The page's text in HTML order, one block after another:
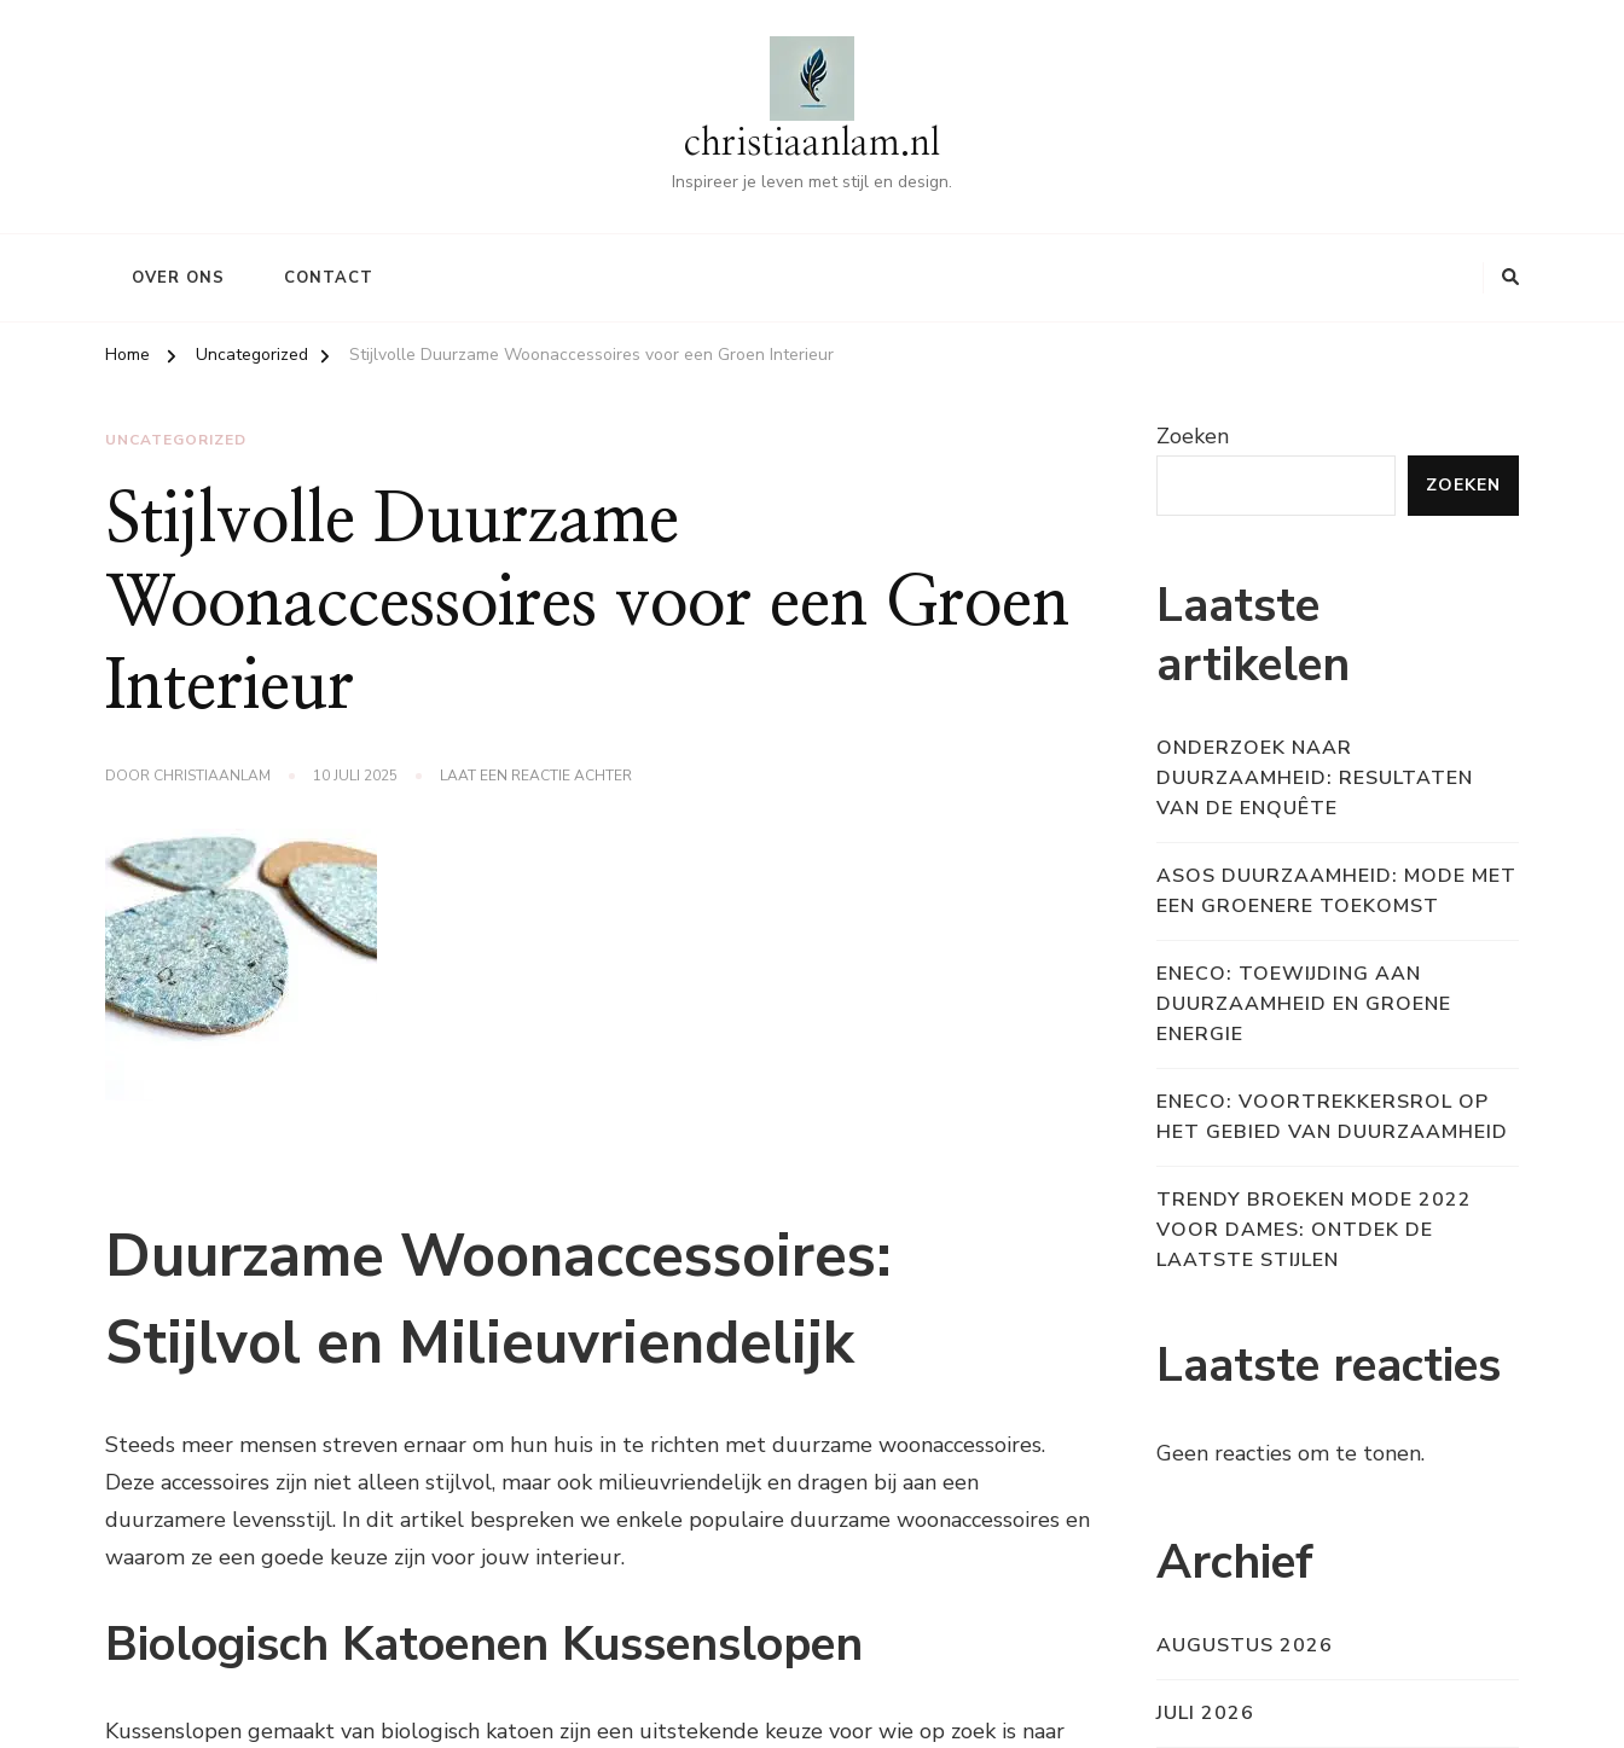
christiaanlam.nl
Inspireer je leven met stijl en design.
OVER ONS CONTACT
Home Uncategorized Stijlvolle Duurzame Woonaccessoires voor een Groen Interieur
UNCATEGORIZED
Stijlvolle Duurzame
Woonaccessoires voor een Groen
Interieur
DOOR CHRISTIAANLAM 10 JULI 2025 LAAT EEN REACTIE ACHTER
Duurzame Woonaccessoires:
Stijlvol en Milieuvriendelijk
Steeds meer mensen streven ernaar om hun huis in te richten met duurzame woonaccessoires.
Deze accessoires zijn niet alleen stijlvol, maar ook milieuvriendelijk en dragen bij aan een
duurzamere levensstijl. In dit artikel bespreken we enkele populaire duurzame woonaccessoires en
waarom ze een goede keuze zijn voor jouw interieur.
Biologisch Katoenen Kussenslopen
Kussenslopen gemaakt van biologisch katoen zijn een uitstekende keuze voor wie op zoek is naar
Zoeken
ZOEKEN
Laatste
artikelen
ONDERZOEK NAAR
DUURZAAMHEID: RESULTATEN
VAN DE ENQUÊTE
ASOS DUURZAAMHEID: MODE MET
EEN GROENERE TOEKOMST
ENECO: TOEWIJDING AAN
DUURZAAMHEID EN GROENE
ENERGIE
ENECO: VOORTREKKERSROL OP
HET GEBIED VAN DUURZAAMHEID
TRENDY BROEKEN MODE 2022
VOOR DAMES: ONTDEK DE
LAATSTE STIJLEN
Laatste reacties
Geen reacties om te tonen.
Archief
AUGUSTUS 2026
JULI 2026